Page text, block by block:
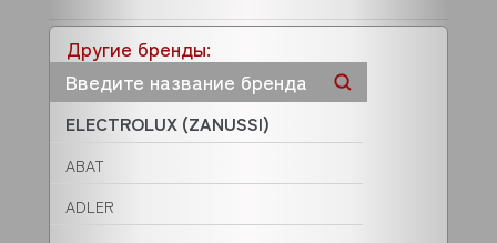
Другие бренды:
ELECTROLUX (ZANUSSI)
ABAT
ADLER